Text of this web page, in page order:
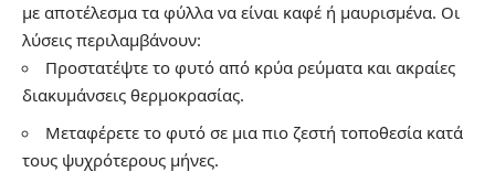
με αποτέλεσμα τα φύλλα να είναι καφέ ή μαυρισμένα. Οι
λύσεις περιλαμβάνουν:
Προστατέψτε το φυτό από κρύα ρεύματα και ακραίες
διακυμάνσεις θερμοκρασίας.
Μεταφέρετε το φυτό σε μια πιο ζεστή τοποθεσία κατά
τους ψυχρότερους μήνες.